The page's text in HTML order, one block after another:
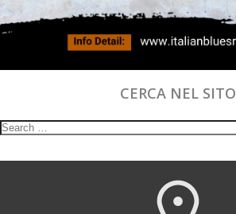
CERCA NEL SITO
Search